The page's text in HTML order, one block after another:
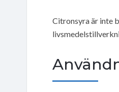
Citronsyra är inte